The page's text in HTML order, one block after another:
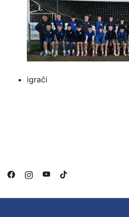
igrači